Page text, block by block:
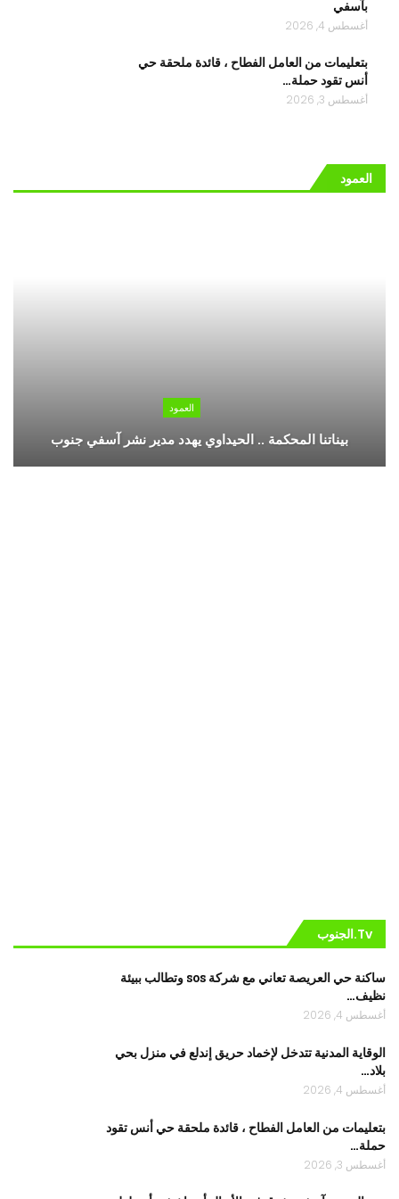
بآسفي
أغسطس 4, 2026
بتعليمات من العامل الفطاح ، قائدة ملحقة حي
أنس تقود حملة…
أغسطس 3, 2026
العمود
العمود
بيناتنا المحكمة .. الحيداوي يهدد مدير نشر آسفي جنوب
Tv.الجنوب
ساكنة حي العريصة تعاني مع شركة sos وتطالب ببيئة
نظيف…
أغسطس 4, 2026
الوقاية المدنية تتدخل لإخماد حريق إندلع في منزل بحي
بلاد…
أغسطس 4, 2026
بتعليمات من العامل الفطاح ، قائدة ملحقة حي أنس تقود
حملة…
أغسطس 3, 2026